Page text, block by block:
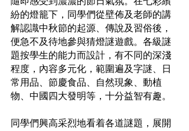
紛的燈籠下，同學們從壁佈及老師的講
解認識中秋節的起源、傳說及習俗後，
便急不及待地參與猜燈謎遊戲。各級謎
題按學生的能力而設計，有不同的深淺
程度，內容多元化，範圍遍及字謎、日
常用品、節慶食品、自然現象、動植
物、中國四大發明等，十分益智有趣。
同學們興高采烈地看着各道謎題，展開